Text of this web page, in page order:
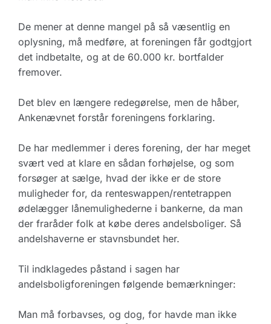
De mener at denne mangel på så væsentlig en
oplysning, må medføre, at foreningen får godtgjort
det indbetalte, og at de 60.000 kr. bortfalder
fremover.
Det blev en længere redegørelse, men de håber,
Ankenævnet forstår foreningens forklaring.
De har medlemmer i deres forening, der har meget
svært ved at klare en sådan forhøjelse, og som
forsøger at sælge, hvad der ikke er de store
muligheder for, da renteswappen/rentetrappen
ødelægger lånemulighederne i bankerne, da man
der fraråder folk at købe deres andelsboliger. Så
andelshaverne er stavnsbundet her.
Til indklagedes påstand i sagen har
andelsboligforeningen følgende bemærkninger:
Man må forbavses, og dog, for havde man ikke